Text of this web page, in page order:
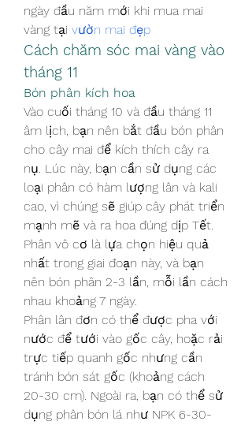
ngày đầu năm mới khi mua mai
vàng tại vườn mai đẹp
Cách chăm sóc mai vàng vào
tháng 11
Bón phân kích hoa
Vào cuối tháng 10 và đầu tháng 11
âm lịch, bạn nên bắt đầu bón phân
cho cây mai để kích thích cây ra
nụ. Lúc này, bạn cần sử dụng các
loại phân có hàm lượng lân và kali
cao, vì chúng sẽ giúp cây phát triển
mạnh mẽ và ra hoa đúng dịp Tết.
Phân vô cơ là lựa chọn hiệu quả
nhất trong giai đoạn này, và bạn
nên bón phân 2-3 lần, mỗi lần cách
nhau khoảng 7 ngày.
Phân lân đơn có thể được pha với
nước để tưới vào gốc cây, hoặc rải
trực tiếp quanh gốc nhưng cần
tránh bón sát gốc (khoảng cách
20-30 cm). Ngoài ra, bạn có thể sử
dụng phân bón lá như NPK 6-30-